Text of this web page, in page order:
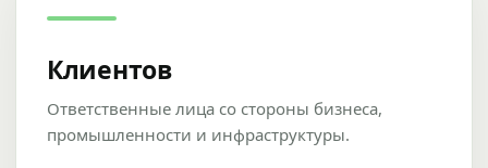
Клиентов
Ответственные лица со стороны бизнеса,
промышленности и инфраструктуры.